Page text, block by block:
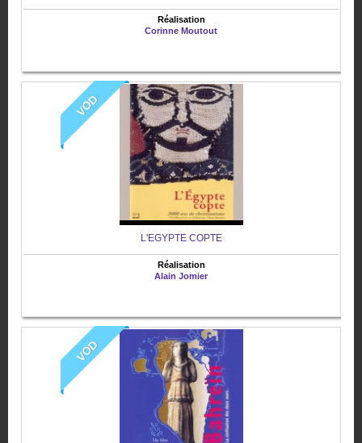
Réalisation
Corinne Moutout
VOD
L'EGYPTE COPTE
Réalisation
Alain Jomier
VOD